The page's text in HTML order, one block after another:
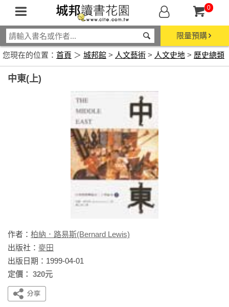
0
限量預購
您現在的位置： 首頁 ＞ 城邦館 > 人文藝術 > 人文史地 > 歷史總類
中東(上)
作者： 柏納．路易斯(Bernard Lewis)
出版社： 麥田
出版日期：1999-04-01
定價： 320元